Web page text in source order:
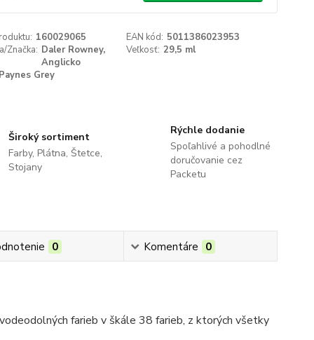
160029065 EAN kód: 5011386023953
Značka: Daler Rowney,
Anglicko
Veľkosť: 29,5 ml
Paynes Grey
Široký sortiment
Farby, Plátna, Štetce,
Stojany
Rýchle dodanie
Spoľahlivé a pohodlné
doručovanie cez
Packetu
0 Komentáre 0
farieb v škále 38 farieb, z ktorých všetky